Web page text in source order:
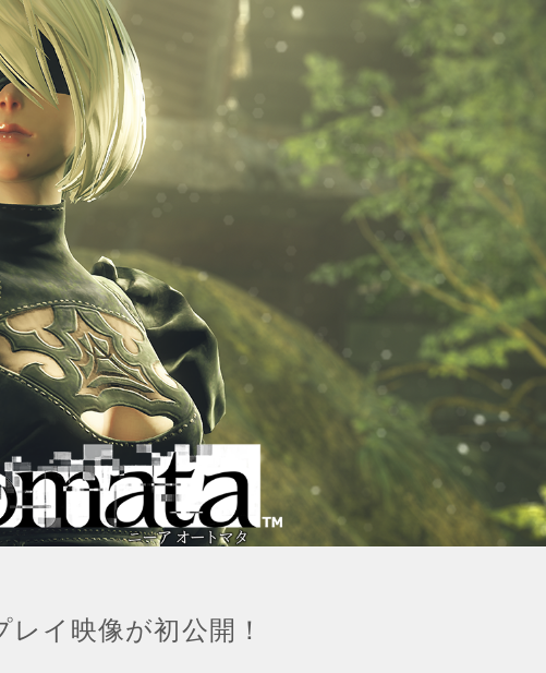
イ映像が初公開！